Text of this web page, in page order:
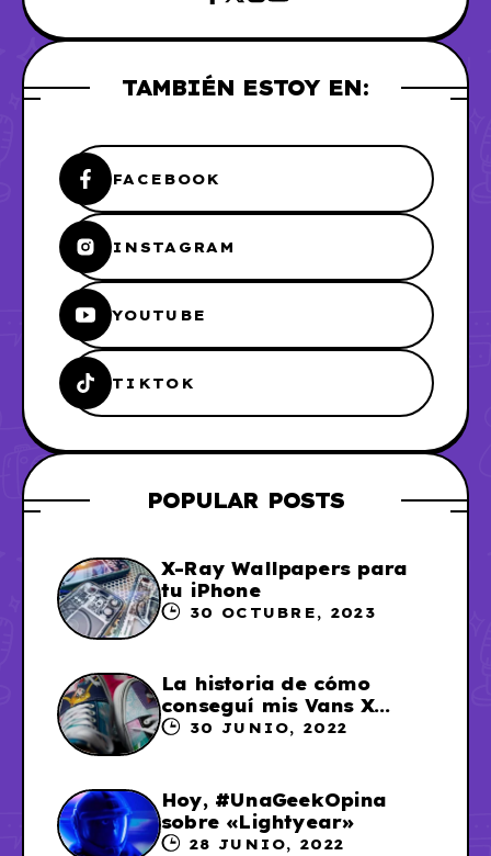
TAMBIÉN ESTOY EN:
FACEBOOK
INSTAGRAM
YOUTUBE
TIKTOK
POPULAR POSTS
X-Ray Wallpapers para
tu iPhone
30 OCTUBRE, 2023
La historia de cómo
conseguí mis Vans X
Sailor Moon
30 JUNIO, 2022
Hoy, #UnaGeekOpina
sobre «Lightyear»
28 JUNIO, 2022